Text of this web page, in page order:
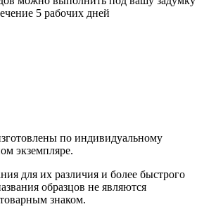
5 рабочих дней
по индивидуальному
экземпляре.
для их различия и более быстрого
образцов не являются
знаком.